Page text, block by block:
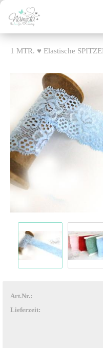
1 MTR. ♥ Elastische
Art.Nr.:
Lieferzeit: